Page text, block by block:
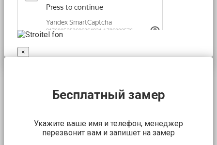
×
Бесплатный замер
Укажите ваше имя и телефон, менеджер
перезвонит вам и запишет на замер